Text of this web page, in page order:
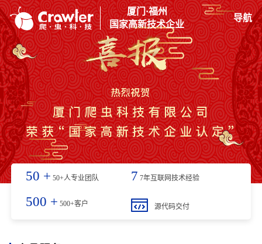
厦门·福州
国家高新技术企业
导航
50 + 50+人专业团队 7 7年互联网技术经验
500 + 500+客户 源代码交付